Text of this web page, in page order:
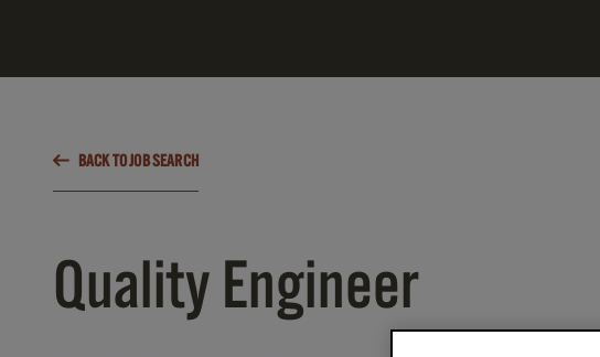
BACK TO JOB SEARCH
Quality Engineer